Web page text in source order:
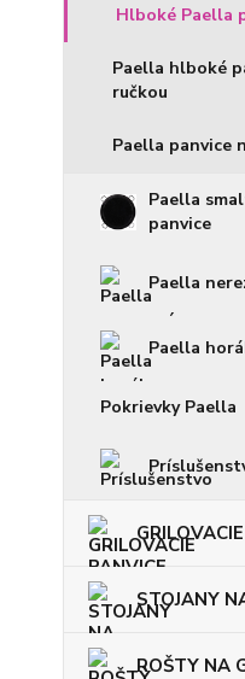
Hlboké Paella
Paella hlboké
ručkou
Paella panvice
Paella
panvice
Paella
Paella
Pokrievky Paella
STOJANY
ROŠTY NA